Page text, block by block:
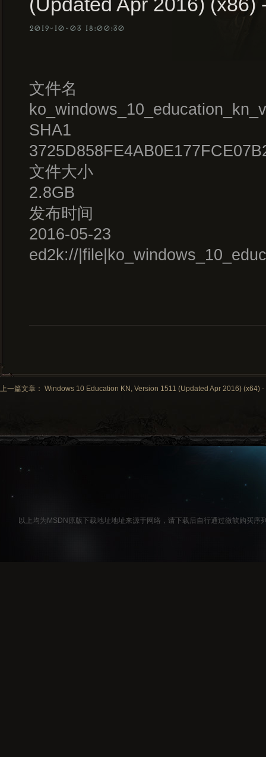
2019-10-03 18:00:30
文件名
SHA1
文件大小
2.8GB
发布时间
2016-05-23
ed2k://
上一篇文章： Windows 10 Education KN, Version 1511 (Updated Apr 2016) (x64)
以上均为MSDN原版下载地址地址来源于网络，请下载后自行通过微软购买